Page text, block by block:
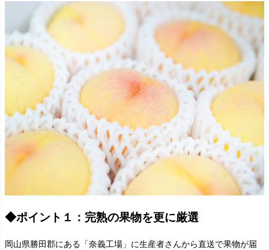
◆ポイント１：完熟の果物を更に厳選
岡山県勝田郡にある「奈義工場」に生産者さんから直送で果物が届